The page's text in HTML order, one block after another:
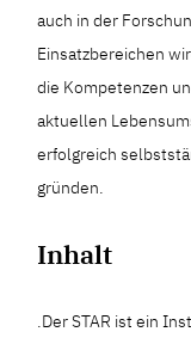
auch in der
Einsatzbereichen
die Kompetenzen
aktuellen
erfolgreich
gründen.
Inhalt
.Der STAR ist ein